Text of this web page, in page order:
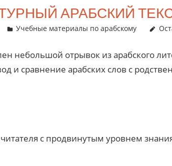
АРАБСКИЙ
Учебные материалы по арабскому
небольшой отрывок из арабского
и сравнение арабских слов с
с продвинутым уровнем